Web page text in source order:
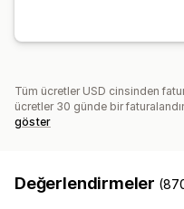
Tüm ücretler USD cinsinden
ücretler 30 günde bir
göster
Değerlendirmeler